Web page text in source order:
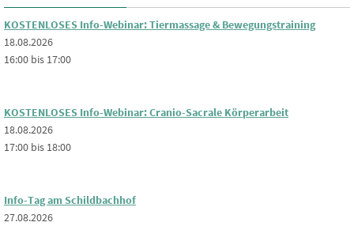
KOSTENLOSES Info-Webinar: Tiermassage & Bewegungstraining
18.08.2026
16:00 bis 17:00
KOSTENLOSES Info-Webinar: Cranio-Sacrale Körperarbeit
18.08.2026
17:00 bis 18:00
Info-Tag am Schildbachhof
27.08.2026